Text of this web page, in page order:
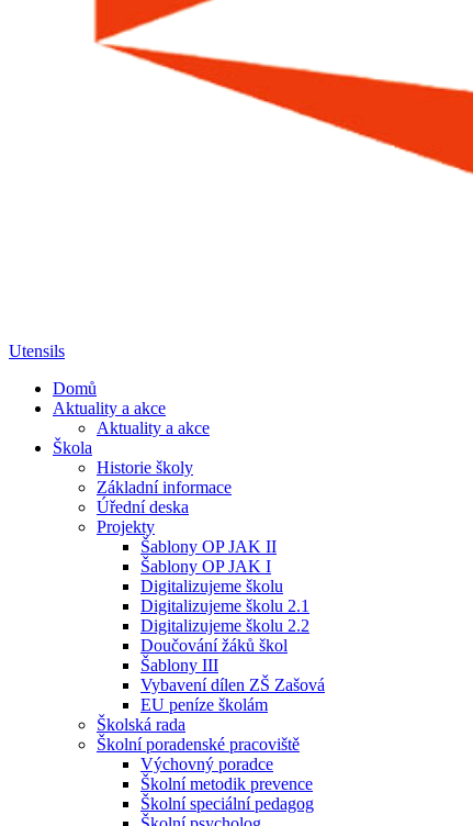
Utensils
Domů
Aktuality a akce
Aktuality a akce
Škola
Historie školy
Základní informace
Úřední deska
Projekty
Šablony OP JAK II
Šablony OP JAK I
Digitalizujeme školu
Digitalizujeme školu 2.1
Digitalizujeme školu 2.2
Doučování žáků škol
Šablony III
Vybavení dílen ZŠ Zašová
EU peníze školám
Školská rada
Školní poradenské pracoviště
Výchovný poradce
Školní metodik prevence
Školní speciální pedagog